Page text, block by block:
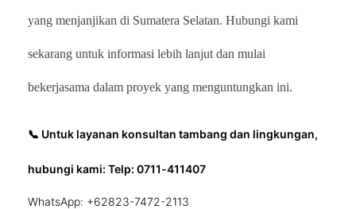
yang menjanjikan di Sumatera Selatan. Hubungi kami
sekarang untuk informasi lebih lanjut dan mulai
bekerjasama dalam proyek yang menguntungkan ini.
📞 Untuk layanan konsultan tambang dan lingkungan,
hubungi kami: Telp: 0711-411407
WhatsApp: +62823-7472-2113